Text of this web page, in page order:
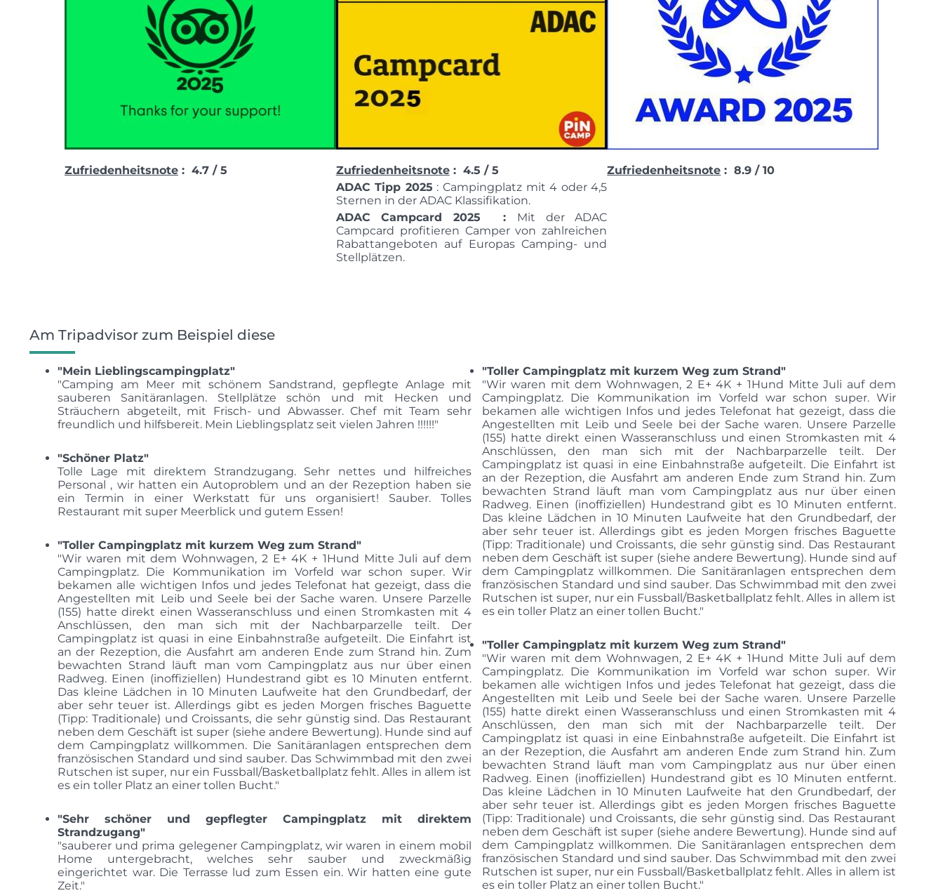
Zufriedenheitsnote : 4.7 / 5 Zufriedenheitsnote: 4.5 / 5
ADAC Tipp 2025 : Campingplatz mit 4 oder 4,5
Sternen in der ADAC Klassifikation.
ADAC Campcard 2025 : Mit der ADAC
Campcard profitieren Camper von zahlreichen
Rabattangeboten auf Europas Camping- und
Stellplätzen.
Zufriedenheitsnote : 8.9 / 10
Am Tripadvisor zum Beispiel diese
"Mein Lieblingscampingplatz"
"Camping am Meer mit schönem Sandstrand, gepflegte Anlage mit
sauberen Sanitäranlagen. Stellplätze schön und mit Hecken und
Sträuchern abgeteilt, mit Frisch- und Abwasser. Chef mit Team sehr
freundlich und hilfsbereit. Mein Lieblingsplatz seit vielen Jahren !!!!!!"
"Schöner Platz"
Tolle Lage mit direktem Strandzugang. Sehr nettes und hilfreiches
Personal , wir hatten ein Autoproblem und an der Rezeption haben sie
ein Termin in einer Werkstatt für uns organisiert! Sauber. Tolles
Restaurant mit super Meerblick und gutem Essen!
"Toller Campingplatz mit kurzem Weg zum Strand"
"Wir waren mit dem Wohnwagen, 2 E+ 4K + 1Hund Mitte Juli auf dem
Campingplatz. Die Kommunikation im Vorfeld war schon super. Wir
bekamen alle wichtigen Infos und jedes Telefonat hat gezeigt, dass die
Angestellten mit Leib und Seele bei der Sache waren. Unsere Parzelle
(155) hatte direkt einen Wasseranschluss und einen Stromkasten mit 4
Anschlüssen, den man sich mit der Nachbarparzelle teilt. Der
Campingplatz ist quasi in eine Einbahnstraße aufgeteilt. Die Einfahrt ist
an der Rezeption, die Ausfahrt am anderen Ende zum Strand hin. Zum
bewachten Strand läuft man vom Campingplatz aus nur über einen
Radweg. Einen (inoffiziellen) Hundestrand gibt es 10 Minuten entfernt.
Das kleine Lädchen in 10 Minuten Laufweite hat den Grundbedarf, der
aber sehr teuer ist. Allerdings gibt es jeden Morgen frisches Baguette
(Tipp: Traditionale) und Croissants, die sehr günstig sind. Das Restaurant
neben dem Geschäft ist super (siehe andere Bewertung). Hunde sind auf
dem Campingplatz willkommen. Die Sanitäranlagen entsprechen dem
französischen Standard und sind sauber. Das Schwimmbad mit den zwei
Rutschen ist super, nur ein Fussball/Basketballplatz fehlt. Alles in allem ist
es ein toller Platz an einer tollen Bucht."
"Sehr schöner und gepflegter Campingplatz mit direktem
Strandzugang"
"sauberer und prima gelegener Campingplatz, wir waren in einem mobil
Home untergebracht, welches sehr sauber und zweckmäßig
eingerichtet war. Die Terrasse lud zum Essen ein. Wir hatten eine gute
Zeit."
"Toller Campingplatz mit kurzem Weg zum Strand"
"Wir waren mit dem Wohnwagen, 2 E+ 4K + 1Hund Mitte Juli auf dem
Campingplatz. Die Kommunikation im Vorfeld war schon super. Wir
bekamen alle wichtigen Infos und jedes Telefonat hat gezeigt, dass die
Angestellten mit Leib und Seele bei der Sache waren. Unsere Parzelle
(155) hatte direkt einen Wasseranschluss und einen Stromkasten mit 4
Anschlüssen, den man sich mit der Nachbarparzelle teilt. Der
Campingplatz ist quasi in eine Einbahnstraße aufgeteilt. Die Einfahrt ist
an der Rezeption, die Ausfahrt am anderen Ende zum Strand hin. Zum
bewachten Strand läuft man vom Campingplatz aus nur über einen
Radweg. Einen (inoffiziellen) Hundestrand gibt es 10 Minuten entfernt.
Das kleine Lädchen in 10 Minuten Laufweite hat den Grundbedarf, der
aber sehr teuer ist. Allerdings gibt es jeden Morgen frisches Baguette
(Tipp: Traditionale) und Croissants, die sehr günstig sind. Das Restaurant
neben dem Geschäft ist super (siehe andere Bewertung). Hunde sind auf
dem Campingplatz willkommen. Die Sanitäranlagen entsprechen dem
französischen Standard und sind sauber. Das Schwimmbad mit den zwei
Rutschen ist super, nur ein Fussball/Basketballplatz fehlt. Alles in allem ist
es ein toller Platz an einer tollen Bucht."
"Toller Campingplatz mit kurzem Weg zum Strand"
"Wir waren mit dem Wohnwagen, 2 E+ 4K + 1Hund Mitte Juli auf dem
Campingplatz. Die Kommunikation im Vorfeld war schon super. Wir
bekamen alle wichtigen Infos und jedes Telefonat hat gezeigt, dass die
Angestellten mit Leib und Seele bei der Sache waren. Unsere Parzelle
(155) hatte direkt einen Wasseranschluss und einen Stromkasten mit 4
Anschlüssen, den man sich mit der Nachbarparzelle teilt. Der
Campingplatz ist quasi in eine Einbahnstraße aufgeteilt. Die Einfahrt ist
an der Rezeption, die Ausfahrt am anderen Ende zum Strand hin. Zum
bewachten Strand läuft man vom Campingplatz aus nur über einen
Radweg. Einen (inoffiziellen) Hundestrand gibt es 10 Minuten entfernt.
Das kleine Lädchen in 10 Minuten Laufweite hat den Grundbedarf, der
aber sehr teuer ist. Allerdings gibt es jeden Morgen frisches Baguette
(Tipp: Traditionale) und Croissants, die sehr günstig sind. Das Restaurant
neben dem Geschäft ist super (siehe andere Bewertung). Hunde sind auf
dem Campingplatz willkommen. Die Sanitäranlagen entsprechen dem
französischen Standard und sind sauber. Das Schwimmbad mit den zwei
Rutschen ist super, nur ein Fussball/Basketballplatz fehlt. Alles in allem ist
es ein toller Platz an einer tollen Bucht."